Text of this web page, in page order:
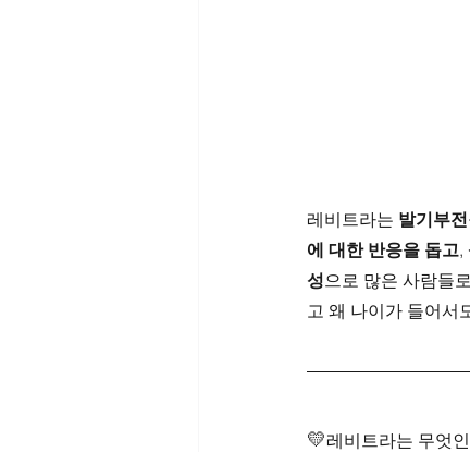
레비트라는 발기부전
에 대한 반응을 돕고,
성으로 많은 사람들
고 왜 나이가 들어서
💛레비트라는 무엇